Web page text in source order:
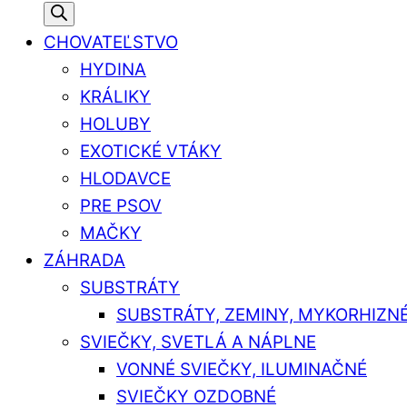
CHOVATEĽSTVO
HYDINA
KRÁLIKY
HOLUBY
EXOTICKÉ VTÁKY
HLODAVCE
PRE PSOV
MAČKY
ZÁHRADA
SUBSTRÁTY
SUBSTRÁTY, ZEMINY,
SVIEČKY, SVETLÁ A NÁPLNE
VONNÉ SVIEČKY, ILUMINAČNÉ
SVIEČKY OZDOBNÉ